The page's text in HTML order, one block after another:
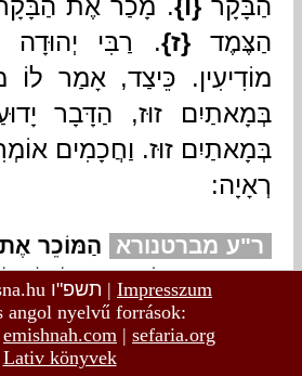
תשפ"ו | Impresszum
angol nyelvű források:
emishnah.com | sefaria.org
Lativ könyvek